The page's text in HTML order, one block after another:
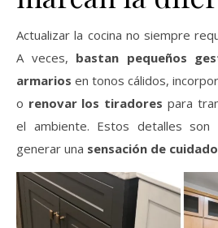
Actualizar la cocina no siempre
A veces, bastan pequeños
armarios en tonos cálidos,
o renovar los tiradores para
el ambiente. Estos detalles
generar una sensación de